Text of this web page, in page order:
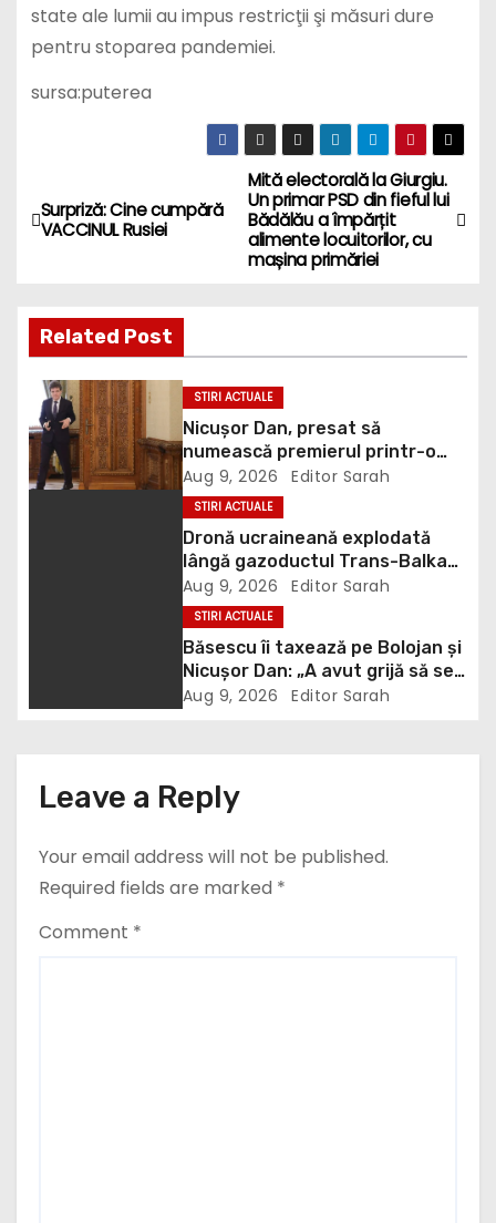
state ale lumii au impus restricţii şi măsuri dure
pentru stoparea pandemiei.
sursa:puterea
P
o
t
n
a
v
i
n
Mită electorală la Giurgiu.
Un primar PSD din fieful lui
Bădălău a împărțit
alimente locuitorilor, cu
mașina primăriei
Surpriză: Cine cumpără
VACCINUL Rusiei
Related Post
STIRI ACTUALE
Nicușor Dan, presat să
numească premierul printr-o
plângere prealabilă la Cotroceni
și o sesizare la Curtea de Apel
Aug 9, 2026 Editor Sarah
STIRI ACTUALE
Dronă ucraineană explodată
lângă gazoductul Trans-Balkan.
Chirieac: “România și Bulgaria
trebuie să ceară explicații
Ucrainei”
Aug 9, 2026 Editor Sarah
STIRI ACTUALE
Băsescu îi taxează pe Bolojan și
Nicușor Dan: „A avut grijă să se
vadă că a luat o carte de la
Aug 9, 2026 Editor Sarah
Leave a Reply
Your email address will not be published.
Required fields are marked *
Comment *